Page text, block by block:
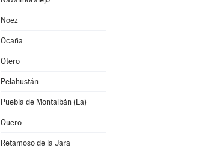
Noez
Ocaña
Otero
Pelahustán
Puebla de Montalbán (La)
Quero
Retamoso de la Jara